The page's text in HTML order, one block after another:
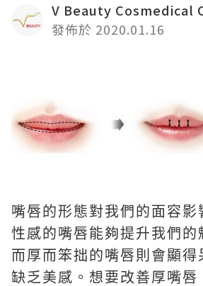
V Beauty Cosmedical
發佈於 2020.01.16
嘴唇的形態對我們的面容影
性感的嘴唇能夠提升我們的
而厚而笨拙的嘴唇則會顯得
缺乏美感。 想要改善厚嘴唇